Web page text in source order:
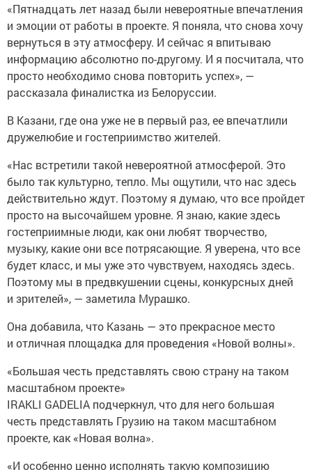
«Пятнадцать лет назад были невероятные впечатления
и эмоции от работы в проекте. Я поняла, что снова хочу
вернуться в эту атмосферу. И сейчас я впитываю
информацию абсолютно по-другому. И я посчитала, что
просто необходимо снова повторить успех», —
рассказала финалистка из Белоруссии.
В Казани, где она уже не в первый раз, ее впечатлили
дружелюбие и гостеприимство жителей.
«Нас встретили такой невероятной атмосферой. Это
было так культурно, тепло. Мы ощутили, что нас здесь
действительно ждут. Поэтому я думаю, что все пройдет
просто на высочайшем уровне. Я знаю, какие здесь
гостеприимные люди, как они любят творчество,
музыку, какие они все потрясающие. Я уверена, что все
будет класс, и мы уже это чувствуем, находясь здесь.
Поэтому мы в предвкушении сцены, конкурсных дней
и зрителей», — заметила Мурашко.
Она добавила, что Казань — это прекрасное место
и отличная площадка для проведения «Новой волны».
«Большая честь представлять свою страну на таком
масштабном проекте»
IRAKLI GADELIA подчеркнул, что для него большая
честь представлять Грузию на таком масштабном
проекте, как «Новая волна».
«И особенно ценно исполнять такую композицию